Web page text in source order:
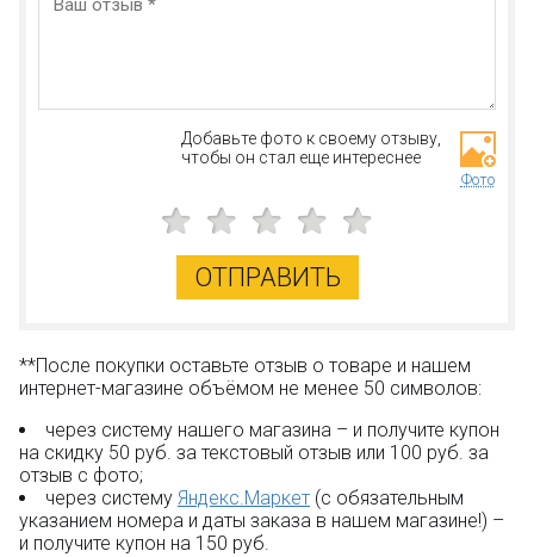
дорогостоящего электронного оборудования. Также в
Игрушечный макет получается довольно немаленьким.
Благодаря этому создателям игрушки удалось решить
значительная часть нижнего уровня отдана под место
для автотранспорта охотников. Так что их знаменитый
автомобиль ЕСТО-1 можно загонять в гараж.
Кроме игрушечных копий главных героев и их
В комплекте большое многообразие разного
специализированного оружия. В общем, эксклюзивный
фирменную коробку и снабжён подробной
инструкцией.
НаборLepin 16001включает в себя:
4705 прочных деталей;
Добавьте фото к своему отзыву,
чтобы он стал еще интереснее
Фото
ОТПРАВИТЬ
**После покупки оставьте отзыв о товаре и нашем
интернет-магазине объёмом не менее 50 символов:
через систему нашего магазина – и получите купон
на скидку 50 руб. за текстовый отзыв или 100 руб. за
отзыв с фото;
через систему Яндекс.Маркет (с обязательным
указанием номера и даты заказа в нашем магазине!) –
и получите купон на 150 руб.